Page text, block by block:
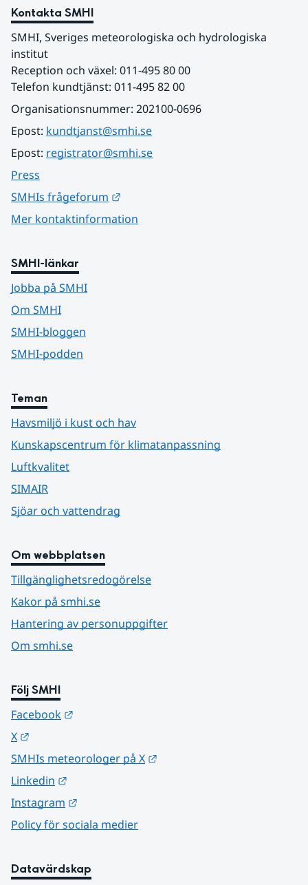
Kontakta SMHI
SMHI, Sveriges meteorologiska och hydrologiska
institut
Reception och växel: 011-495 80 00
Telefon kundtjänst: 011-495 82 00
Organisationsnummer: 202100-0696
Epost: kundtjanst@smhi.se
Epost: registrator@smhi.se
Press
SMHIs frågeforum
Mer kontaktinformation
SMHI-länkar
Jobba på SMHI
Om SMHI
SMHI-bloggen
SMHI-podden
Teman
Havsmiljö i kust och hav
Kunskapscentrum för klimatanpassning
Luftkvalitet
SIMAIR
Sjöar och vattendrag
Om webbplatsen
Tillgänglighetsredogörelse
Kakor på smhi.se
Hantering av personuppgifter
Om smhi.se
Följ SMHI
Facebook
X
SMHIs meteorologer på X
Linkedin
Instagram
Policy för sociala medier
Datavärdskap